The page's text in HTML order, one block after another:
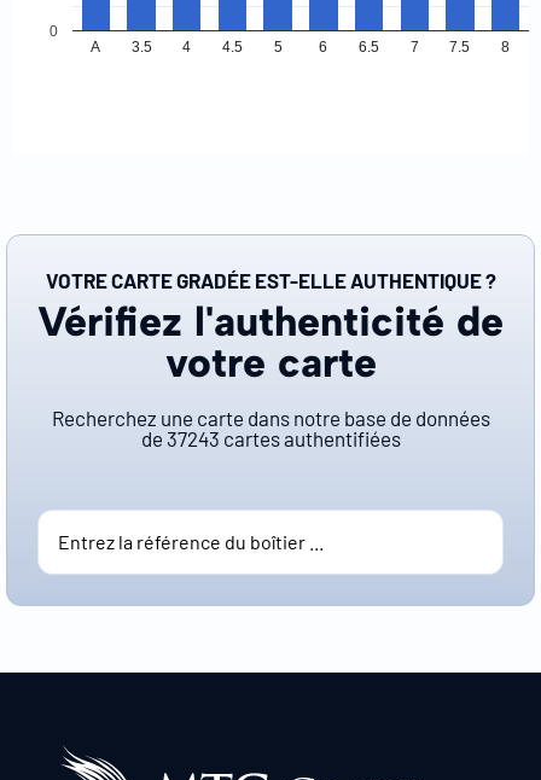
A 3.5 4 4.5 5 6 6.5 7 7.5 8
0
VOTRE CARTE GRADÉE EST-ELLE AUTHENTIQUE ?
Vérifiez l'authenticité de
votre carte
Recherchez une carte dans notre base de données
de 37243 cartes authentifiées